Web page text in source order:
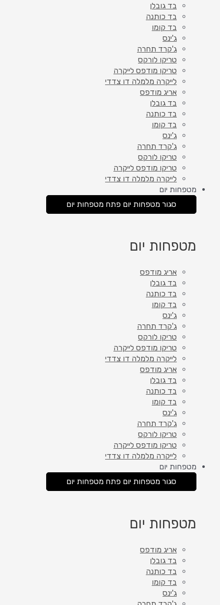
בד גובלן
בד כותנה
בד קומו
ג'ינס
ג'קרד תחרה
טריקו לורקס
טריקו מודפס לייקרה
לייקרה מלמלה דו צדדי
אריג מודפס
בד גובלן
בד כותנה
בד קומו
ג'ינס
ג'קרד תחרה
טריקו לורקס
טריקו מודפס לייקרה
לייקרה מלמלה דו צדדי
מטפחות יום
סגור מטפחות יום פתח מטפחות יום
מטפחות יום
אריג מודפס
בד גובלן
בד כותנה
בד קומו
ג'ינס
ג'קרד תחרה
טריקו לורקס
טריקו מודפס לייקרה
לייקרה מלמלה דו צדדי
אריג מודפס
בד גובלן
בד כותנה
בד קומו
ג'ינס
ג'קרד תחרה
טריקו לורקס
טריקו מודפס לייקרה
לייקרה מלמלה דו צדדי
מטפחות יום
סגור מטפחות יום פתח מטפחות יום
מטפחות יום
אריג מודפס
בד גובלן
בד כותנה
בד קומו
ג'ינס